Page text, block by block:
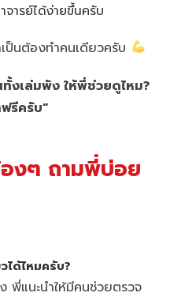
จารย์ได้ง่ายขึ้นครับ
ป็นต้องทำคนเดียวครับ
งเล่มพัง ให้พี่ช่วยดูไหม?
รีครับ”
งๆ ถามพี่บ่อย
ได้ไหมครับ?
พี่แนะนำให้มีคนช่วยตรวจ